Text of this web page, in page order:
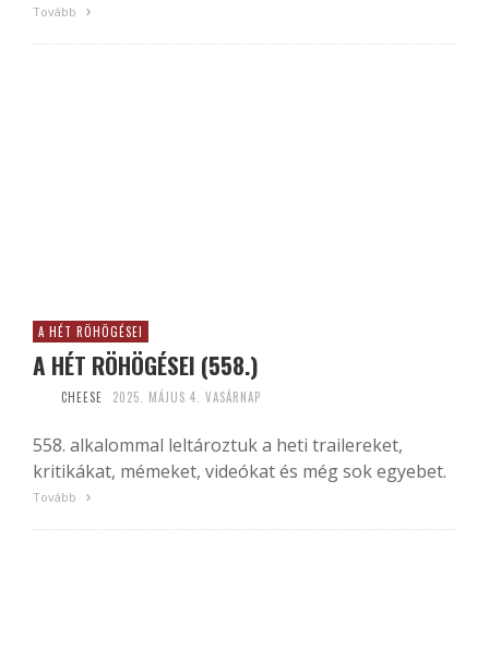
Tovább
A HÉT RÖHÖGÉSEI
A HÉT RÖHÖGÉSEI (558.)
CHEESE 2025. MÁJUS 4. VASÁRNAP
558. alkalommal leltároztuk a heti trailereket,
kritikákat, mémeket, videókat és még sok egyebet.
Tovább